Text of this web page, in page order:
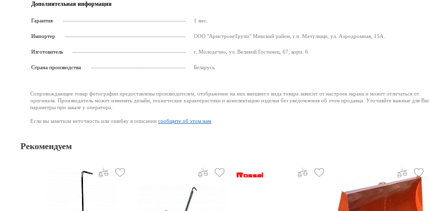
Дополнительная информация
Гарантия 1 мес.
Импортер ООО "АрмстронгГрупп" Минский район, г.п. Мачулищи, ул. Аэродромная, 15А.
Изготовитель г. Молодечно, ул. Великий Гостинец, 67, корп. 6
Страна производства Беларусь
Сопровождающие товар фотографии предоставлены производителем, отображение на них внешнего вида товара зависит от настроек экрана и может отличаться от
оригинала. Производитель может изменять дизайн, технические характеристики и комплектацию изделия без уведомления об этом продавца. Уточняйте важные для Вас
параметры при заказе у оператора.
Если вы заметили неточность или ошибку в описании сообщите об этом нам
Рекомендуем